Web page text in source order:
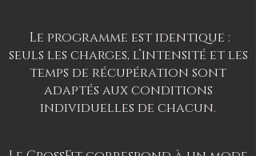
Le programme est identique :
seuls les charges, l’intensité et les
temps de récupération sont
adaptés aux conditions
individuelles de chacun.